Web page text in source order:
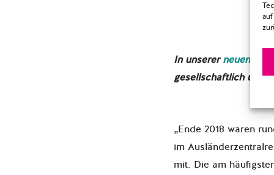
In unsererneuen
gesellschaftlich und
„Ende 2018 waren
im
mit. Die am